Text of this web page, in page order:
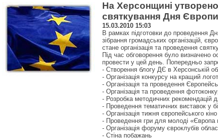
На Херсонщині
святкування Дня Європи
15.03.2010 15:03
В рамках підготовки до проведення
зібрання громадських організацій,
стане організація та проведення
Під час обговорення було визначено
провести у цей день. Попередньо
- Створення блогу ДЄ в Херсонській
- Організація конкурсу на кращий
- Організація та проведення
- Організація та проведення
- Розробка методичних
- Проведення тематичних виставок у
- Організація тижня європейського кіно
- Проведення гри для молоді «Європа
- Організація форуму євроклубів
- Стіна побажань